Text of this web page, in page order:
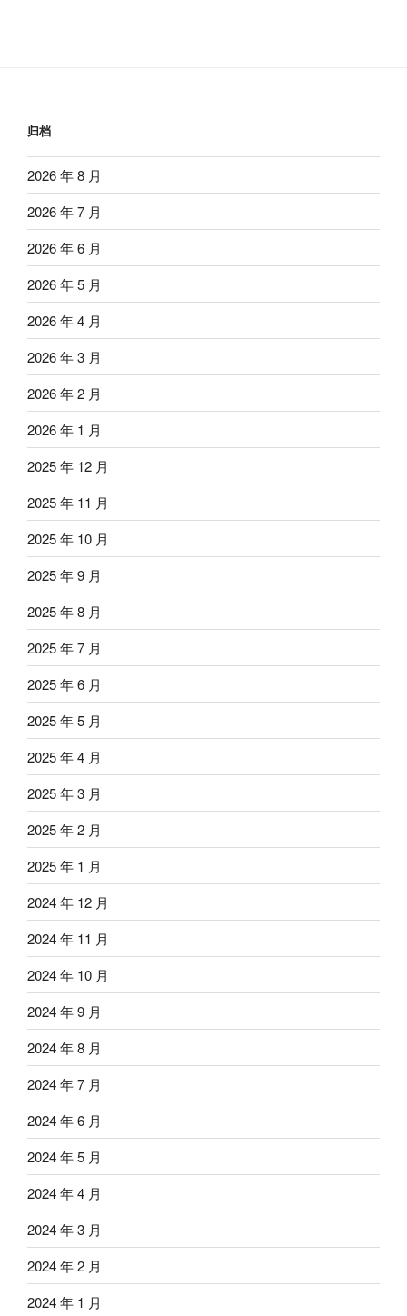
归档
2026 年 8 月
2026 年 7 月
2026 年 6 月
2026 年 5 月
2026 年 4 月
2026 年 3 月
2026 年 2 月
2026 年 1 月
2025 年 12 月
2025 年 11 月
2025 年 10 月
2025 年 9 月
2025 年 8 月
2025 年 7 月
2025 年 6 月
2025 年 5 月
2025 年 4 月
2025 年 3 月
2025 年 2 月
2025 年 1 月
2024 年 12 月
2024 年 11 月
2024 年 10 月
2024 年 9 月
2024 年 8 月
2024 年 7 月
2024 年 6 月
2024 年 5 月
2024 年 4 月
2024 年 3 月
2024 年 2 月
2024 年 1 月